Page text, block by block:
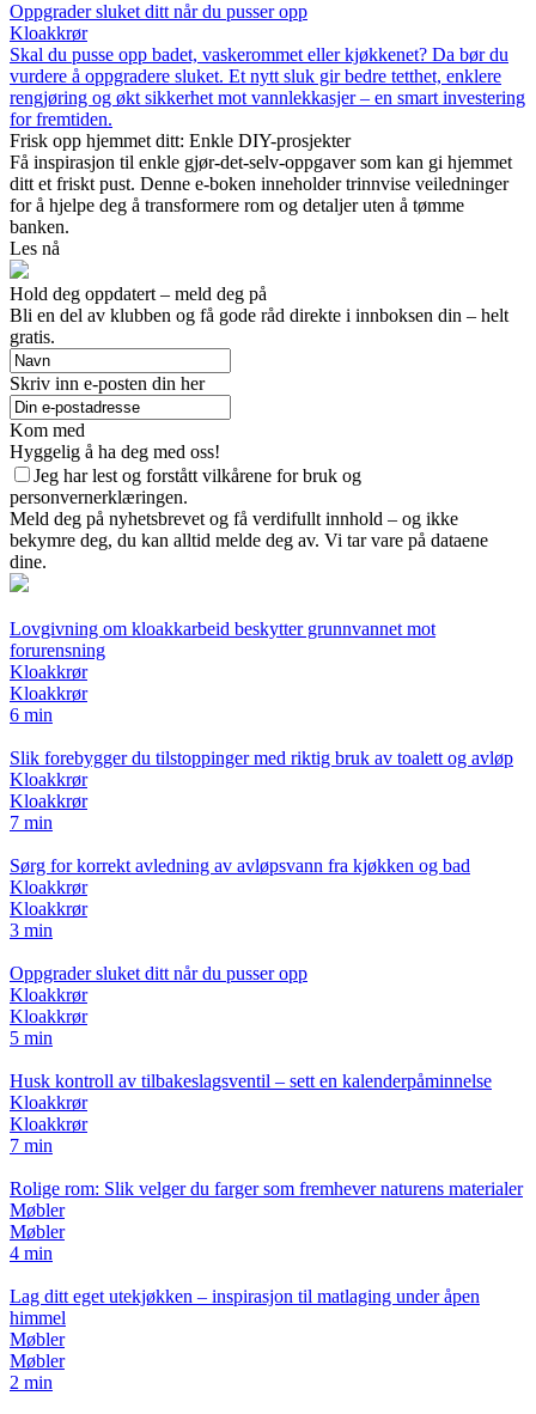
Oppgrader sluket ditt når du pusser opp
Kloakkrør
Skal du pusse opp badet, vaskerommet eller kjøkkenet? Da bør du
vurdere å oppgradere sluket. Et nytt sluk gir bedre tetthet, enklere
rengjøring og økt sikkerhet mot vannlekkasjer – en smart investering
for fremtiden.
Frisk opp hjemmet ditt: Enkle DIY-prosjekter
Få inspirasjon til enkle gjør-det-selv-oppgaver som kan gi hjemmet
ditt et friskt pust. Denne e-boken inneholder trinnvise veiledninger
for å hjelpe deg å transformere rom og detaljer uten å tømme
banken.
Les nå
Hold deg oppdatert – meld deg på
Bli en del av klubben og få gode råd direkte i innboksen din – helt
gratis.
Skriv inn e-posten din her
Kom med
Hyggelig å ha deg med oss!
Jeg har lest og forstått vilkårene for bruk og
personvernerklæringen.
Meld deg på nyhetsbrevet og få verdifullt innhold – og ikke
bekymre deg, du kan alltid melde deg av. Vi tar vare på dataene
dine.
Lovgivning om kloakkarbeid beskytter grunnvannet mot
forurensning
Kloakkrør
Kloakkrør
6 min
Slik forebygger du tilstoppinger med riktig bruk av toalett og avløp
Kloakkrør
Kloakkrør
7 min
Sørg for korrekt avledning av avløpsvann fra kjøkken og bad
Kloakkrør
Kloakkrør
3 min
Oppgrader sluket ditt når du pusser opp
Kloakkrør
Kloakkrør
5 min
Husk kontroll av tilbakeslagsventil – sett en kalenderpåminnelse
Kloakkrør
Kloakkrør
7 min
Rolige rom: Slik velger du farger som fremhever naturens materialer
Møbler
Møbler
4 min
Lag ditt eget utekjøkken – inspirasjon til matlaging under åpen
himmel
Møbler
Møbler
2 min